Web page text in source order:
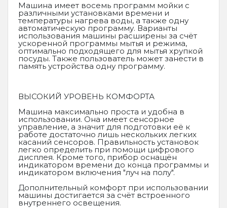
Машина имеет восемь программ мойки с
различными установками времени и
температуры нагрева воды, а также одну
автоматическую программу. Варианты
использования машины расширены за счёт
ускоренной программы мытья и режима,
оптимально подходящего для мытья хрупкой
посуды. Также пользователь может занести в
память устройства одну программу.
ВЫСОКИЙ УРОВЕНЬ КОМФОРТА
Машина максимально проста и удобна в
использовании. Она имеет сенсорное
управление, а значит для подготовки её к
работе достаточно лишь нескольких легких
касаний сенсоров. Правильность установок
легко определить при помощи цифрового
дисплея. Кроме того, прибор оснащён
индикатором времени до конца программы и
индикатором включения "луч на полу".
Дополнительный комфорт при использовании
машины достигается за счёт встроенного
внутреннего освещения.